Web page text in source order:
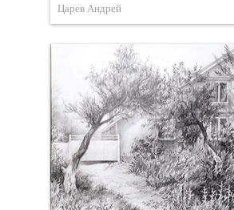
Царев Андрей